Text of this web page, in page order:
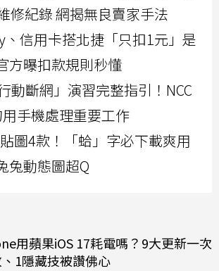
修紀錄 網揭無良賣家手法
、信用卡搭北捷「只扣1元」是
方曝扣款規則秒懂
動斷網」演習完整指引！NCC
手機處理重要工作
圖4款！「蛤」字必下載爽用
兔動態圖超Q
用蘋果iOS 17耗電嗎？9大更新一次
1隱藏技被讚佛心